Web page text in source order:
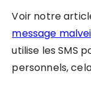
Voir notre
message
utilise les SMS
personnels,